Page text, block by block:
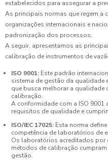
estabelecidos para assegurar a
As principais normas que regem
organizações internacionais e
padronização dos processos.
A seguir, apresentamos as
calibração de instrumentos de
ISO 9001: Este padrão
sistema de gestão da qualidade
que busca melhorar a qualidade
calibração.
A conformidade com a ISO 9001
requisitos de qualidade e
ISO/IEC 17025: Esta norma
competência de laboratórios de
Os laboratórios acreditados por
métodos de calibração
gestão.